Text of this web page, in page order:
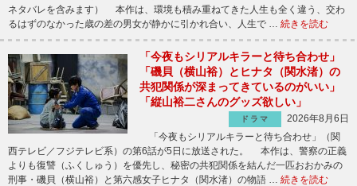
ネタバレを含みます） 本作は、環境も積み重ねてきた人生も全く違う、交わ
るはずのなかった歳の差の男女が静かに引かれ合い、人生で … 続きを読む
「今夜もシリアルキラーと待ち合わせ」
「磯貝（横山裕）とヒナタ（関水渚）の
共犯関係が深まってきているのがいい」
「縦山裕二さんのグッズ欲しい」
ドラマ
2026年8月6日
「今夜もシリアルキラーと待ち合わせ」（関
西テレビ／フジテレビ系）の第6話が5日に放送された。 本作は、警察の正義
よりも復讐（ふくしゅう）を優先し、秘密の共犯関係を結んだ一匹おおかみの
刑事・磯貝（横山裕）と第六感女子ヒナタ（関水渚）の物語 … 続きを読む